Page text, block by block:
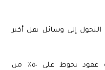
إلى وسائل نقل أكثر
قال كجوك: «بنعمل كل سنة عقود تحوط على ٥٠٪؜ من